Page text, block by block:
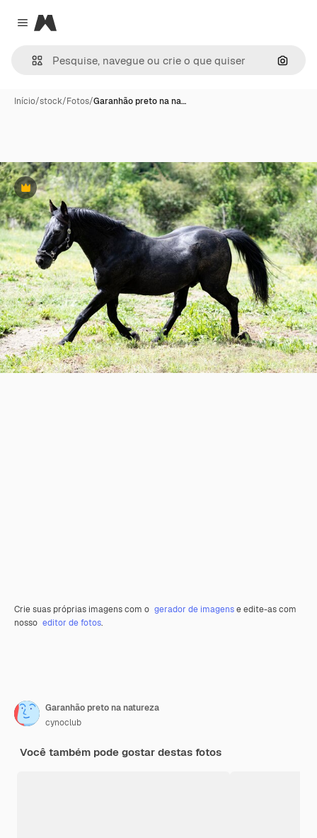
Close menu
Magnific
Início/stock/Fotos/Garanhão preto na na…
Premium
Crie suas próprias imagens com o gerador de imagense edite-as com
nosso editor de fotos.
Garanhão preto na natureza
cynoclub
Você também pode gostar destas fotos